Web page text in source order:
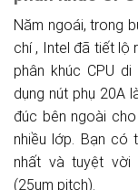
Năm ngoái, trong
chí, Intel đã tiết lộ
phân khúc CPU
dụng nút phụ 20A
đúc bên ngoài
nhiều lớp. Bạn có
nhất và tuyệt vời
(25um pitch).